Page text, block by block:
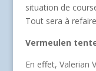
situation de
Tout sera à
Vermeulen
En effet, Valerian